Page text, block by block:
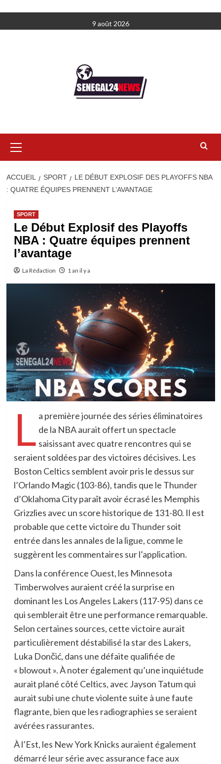
au
9 août 2026
principal
ACCUEIL SPORT
LE DÉBUT EXPLOSIF DES PLAYOFFS NBA
: QUATRE ÉQUIPES PRENNENT L’AVANTAGE
SPORT
Le Début Explosif des Playoffs
NBA : Quatre équipes prennent
l’avantage
La Rédaction 1 an il y a
L a première journée des séries éliminatoires
de la NBA aurait offert un spectacle
saisissant avec quatre rencontres qui se
seraient soldées par des victoires décisives. Les
Boston Celtics semblent avoir pris le dessus sur
l’Orlando Magic (103-86), tandis que le Thunder
d’Oklahoma City paraît avoir écrasé les Memphis
Grizzlies avec un score historique de 131-80. Il est
probable que cette victoire du Thunder soit
entrée dans les annales de la ligue, comme le
suggèrent les commentaires sur l’application.
Dans la conférence Ouest, les Minnesota
Timberwolves auraient créé la surprise en
dominant les Los Angeles Lakers (117-95) dans ce
qui semblerait être une performance remarquable.
Selon certaines sources, cette victoire aurait
particulièrement déstabilisé la star des Lakers,
Luka Dončić, dans une défaite qualifiée de
« blowout ». À noter également qu’une inquiétude
aurait plané côté Celtics, avec Jayson Tatum qui
aurait subi une chute violente suite à une faute
flagrante, bien que les radiographies se seraient
avérées rassurantes.
À l’Est, les New York Knicks auraient également
démarré leur série avec assurance face aux